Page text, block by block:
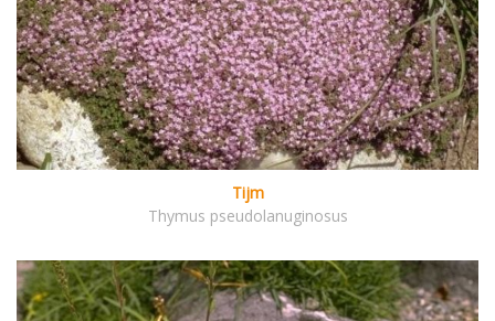
Tijm
Thymus pseudolanuginosus